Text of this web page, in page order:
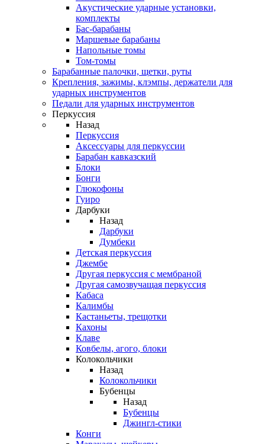
Акустические ударные установки,
комплекты
Бас-барабаны
Маршевые барабаны
Напольные томы
Том-томы
Барабанные палочки, щетки, руты
Крепления, зажимы, клэмпы, держатели для
ударных инструментов
Педали для ударных инструментов
Перкуссия
Назад
Перкуссия
Аксессуары для перкуссии
Барабан кавказский
Блоки
Бонги
Глюкофоны
Гуиро
Дарбуки
Назад
Дарбуки
Думбеки
Детская перкуссия
Джембе
Другая перкуссия с мембраной
Другая самозвучащая перкуссия
Кабаса
Калимбы
Кастаньеты, трещотки
Кахоны
Клаве
Ковбелы, агого, блоки
Колокольчики
Назад
Колокольчики
Бубенцы
Назад
Бубенцы
Джингл-стики
Конги